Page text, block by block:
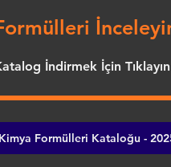
İndirmek İçin Tıklayın
Kimya Formülleri Kataloğu -